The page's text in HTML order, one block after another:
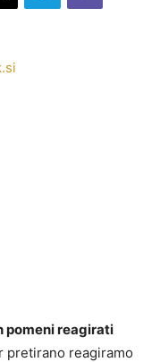
pomeni reagirati
pretirano reagiramo